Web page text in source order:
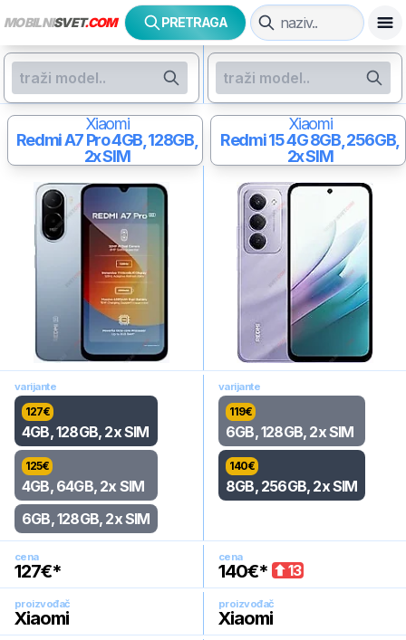
MOBILNISVET.COM PRETRAGA
Xiaomi
Redmi A7 Pro4GB, 128GB,
2x SIM
Xiaomi
Redmi 15 4G8GB, 256GB,
2x SIM
varijante
127€
4GB, 128GB, 2x SIM
125€
4GB, 64GB, 2x SIM
6GB, 128GB, 2x SIM
varijante
119€
6GB, 128GB, 2x SIM
140€
8GB, 256GB, 2x SIM
cena
127€*
cena
140€* 13
proizvođač
Xiaomi
proizvođač
Xiaomi